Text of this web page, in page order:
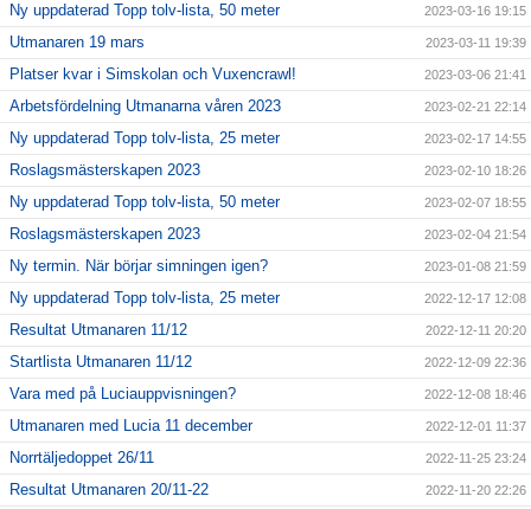
Ny uppdaterad Topp tolv-lista, 50 meter 2023-03-16 19:15
Utmanaren 19 mars 2023-03-11 19:39
Platser kvar i Simskolan och Vuxencrawl! 2023-03-06 21:41
Arbetsfördelning Utmanarna våren 2023 2023-02-21 22:14
Ny uppdaterad Topp tolv-lista, 25 meter 2023-02-17 14:55
Roslagsmästerskapen 2023 2023-02-10 18:26
Ny uppdaterad Topp tolv-lista, 50 meter 2023-02-07 18:55
Roslagsmästerskapen 2023 2023-02-04 21:54
Ny termin. När börjar simningen igen? 2023-01-08 21:59
Ny uppdaterad Topp tolv-lista, 25 meter 2022-12-17 12:08
Resultat Utmanaren 11/12 2022-12-11 20:20
Startlista Utmanaren 11/12 2022-12-09 22:36
Vara med på Luciauppvisningen? 2022-12-08 18:46
Utmanaren med Lucia 11 december 2022-12-01 11:37
Norrtäljedoppet 26/11 2022-11-25 23:24
Resultat Utmanaren 20/11-22 2022-11-20 22:26